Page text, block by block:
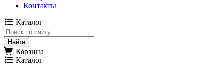
Контакты
Каталог
Корзина
Каталог